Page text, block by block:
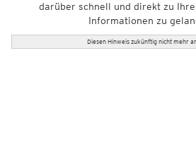
darüber schnell und direkt zu
Informationen zu
Diesen Hinweis zukünftig nicht mehr